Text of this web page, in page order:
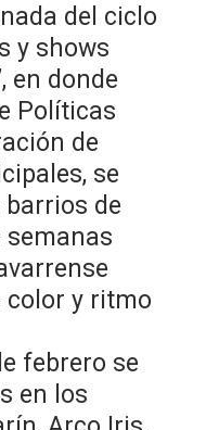
del ciclo
y shows
en donde
Políticas
de
se
de
color y ritmo
febrero se
en los